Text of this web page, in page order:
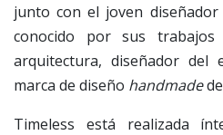
junto con el joven diseñador
conocido por sus
arquitectura, diseñador del
marca de diseño handmade
Timeless está realizada